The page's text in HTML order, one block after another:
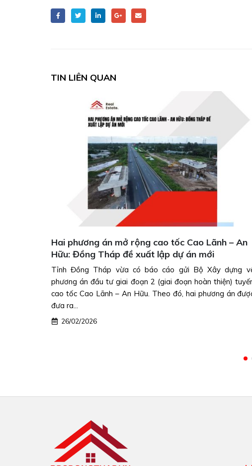
TIN LIÊN QUAN
Lào Cai xúc tiến đầu tư cụm công nghiệp sinh
thái đầu tiên, tổng vốn hơn 860 tỷ đồng
Lào Cai vừa chính thức tổ chức hội nghị xúc tiến đầu tư
Cụm công nghiệp Thống Nhất 1, đánh dấu bước khởi
cho mô hình cụm công nghiệp sinh thái đầu tiên tại
phương. Sự...
06/05/2026